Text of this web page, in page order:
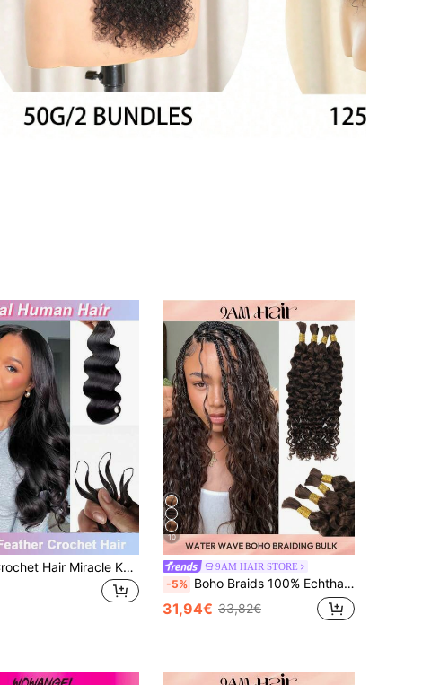
Human Crochet Hair Miracle Knots für Frauen, Body Wave Crochet Echthaar-Bundles, 24 Zoll, 50g, vorab getrennt, Feather Crochet Echthaar-Haarverlängerungen, natürliches Schwarz
10
9AM HAIR STORE
-5% Boho Braids 100% Echthaar zum Flechten für Boho-Zöpfe, Wasserwellen-Locken Echthaar zum Flechten, 4 Bündel/Packung 95g für den kompletten Kopf, braune Farbe, Echthaar-Verlängerung zum Flechten ohne Naht, nass-wellig, ohne Schuss, Echthaar-Verlängerungen zum Flechten für Frauen
31,94€ 33,82€